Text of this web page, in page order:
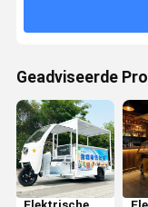
Geadviseerde